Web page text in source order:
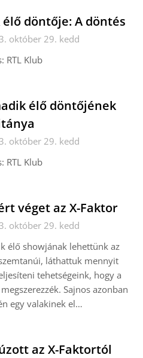
döntője: A döntés
október 29. kedd
RTL Klub
élő döntőjének
október 29. kedd
RTL Klub
véget az X-Faktor
október 29. kedd
élő showjának lehettünk az
láthattuk mennyit
tehetségeink, hogy a
Sajnos azonban
egy valakinek el…
az X-Faktortól